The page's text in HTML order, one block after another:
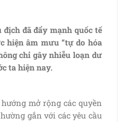
đã đẩy mạnh quốc tế
hiện âm mưu “tự do hóa
chỉ gây nhiễu loạn dư
ta hiện nay.
mở rộng các quyền
gắn với các yêu cầu